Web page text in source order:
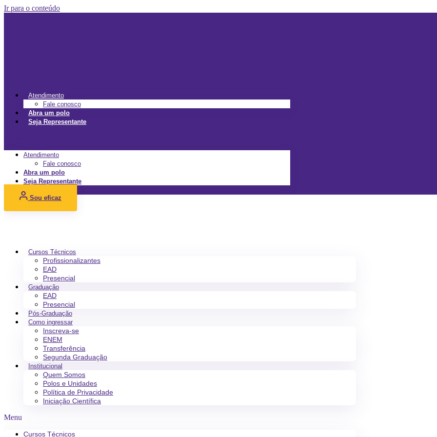
Ir para o conteúdo
Atendimento
Fale conosco
Abra um polo
Seja Representante
Atendimento
Fale conosco
Abra um polo
Seja Representante
Sou eficaz
Cursos Técnicos
Profissionalizantes
EAD
Presencial
Graduação
EAD
Presencial
Pós-Graduação
Como ingressar
Inscreva-se
ENEM
Transferência
Segunda Graduação
Institucional
Quem Somos
Polos e Unidades
Política de Privacidade
Iniciação Científica
Menu
Cursos Técnicos